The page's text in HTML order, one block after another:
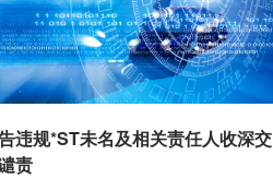
违规*ST未名及相关责任人收深交
责